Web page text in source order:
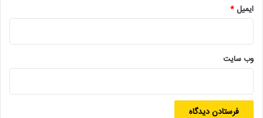
جشنواره_بین_المللی_فیلم_سوئدایمیل*
وب‌ سایت